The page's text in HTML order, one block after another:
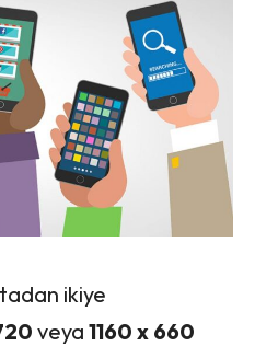
ikiye
veya 1160 x 660